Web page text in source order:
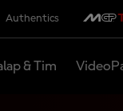
Authentics
& Tim